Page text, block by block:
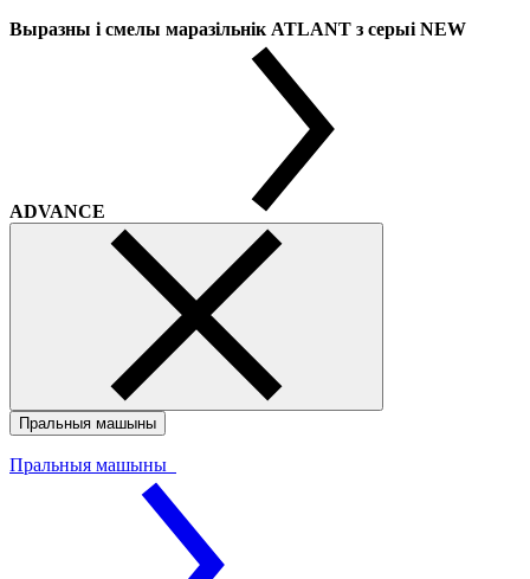
Выразны і смелы маразільнік ATLANT з серыі NEW
ADVANCE
Пральныя машыны
Пральныя машыны